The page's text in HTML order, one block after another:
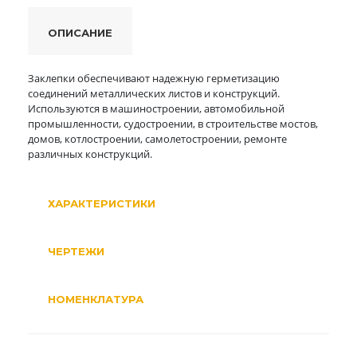
ОПИСАНИЕ
Заклепки обеспечивают надежную герметизацию
соединений металлических листов и конструкций.
Используются в машиностроении, автомобильной
промышленности, судостроении, в строительстве мостов,
домов, котлостроении, самолетостроении, ремонте
различных конструкций.
ХАРАКТЕРИСТИКИ
ЧЕРТЕЖИ
НОМЕНКЛАТУРА